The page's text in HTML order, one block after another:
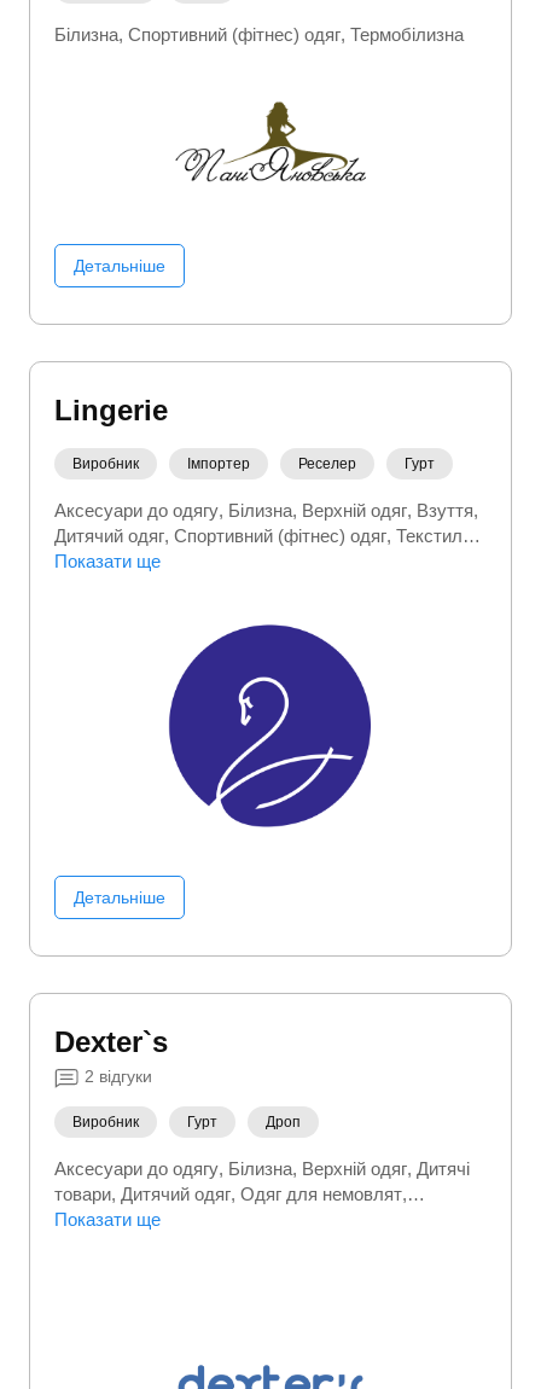
Білизна Спортивний (фітнес) одяг Термобілизна
Детальніше
Lingerie
Виробник Імпортер Реселер Гурт
Аксесуари до одягу Білизна Верхній одяг Взуття
Дитячий одяг Спортивний (фітнес) одяг Текстиль
Термобілизна
Показати ще
Детальніше
Dexter`s
2 відгуки
Виробник Гурт Дроп
Аксесуари до одягу Білизна Верхній одяг Дитячі
товари Дитячий одяг Одяг для немовлят
Спортивний (фітнес) одяг
Показати ще